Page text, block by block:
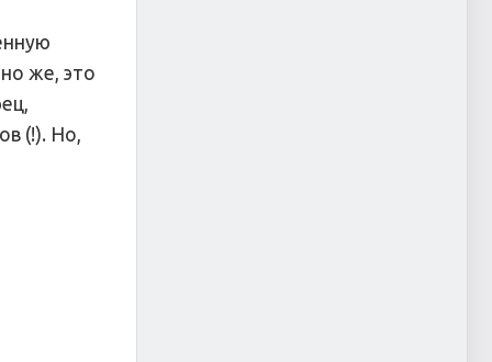
же, это
(!). Но,